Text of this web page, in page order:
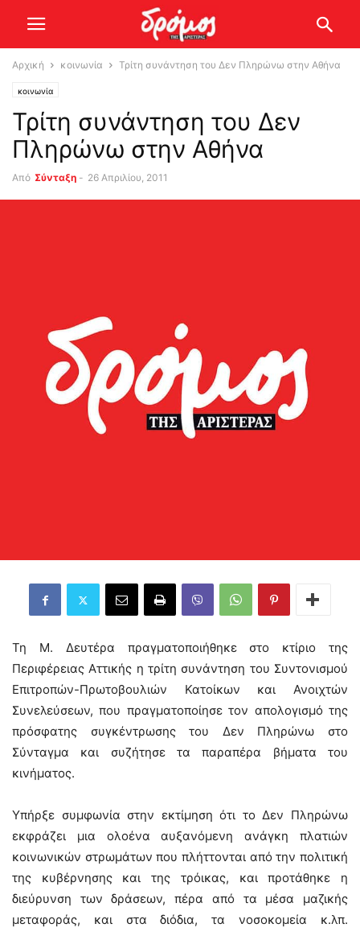
Αρχική κοινωνία Τρίτη συνάντηση του Δεν Πληρώνω στην Αθήνα
κοινωνία
Τρίτη συνάντηση του Δεν
Πληρώνω στην Αθήνα
Από Σύνταξη - 26 Απριλίου, 2011
Τη Μ. Δευτέρα πραγματοποιήθηκε στο κτίριο της
Περιφέρειας Αττικής η τρίτη συνάντηση του Συντονισμού
Επιτροπών-Πρωτοβουλιών Κατοίκων και Ανοιχτών
Συνελεύσεων, που πραγματοποίησε τον απολογισμό της
πρόσφατης συγκέντρωσης του Δεν Πληρώνω στο
Σύνταγμα και συζήτησε τα παραπέρα βήματα του
κινήματος.
Υπήρξε συμφωνία στην εκτίμηση ότι το Δεν Πληρώνω
εκφράζει μια ολοένα αυξανόμενη ανάγκη πλατιών
κοινωνικών στρωμάτων που πλήττονται από την πολιτική
της κυβέρνησης και της τρόικας, και προτάθηκε η
διεύρυνση των δράσεων, πέρα από τα μέσα μαζικής
μεταφοράς, και στα διόδια, τα νοσοκομεία κ.λπ.